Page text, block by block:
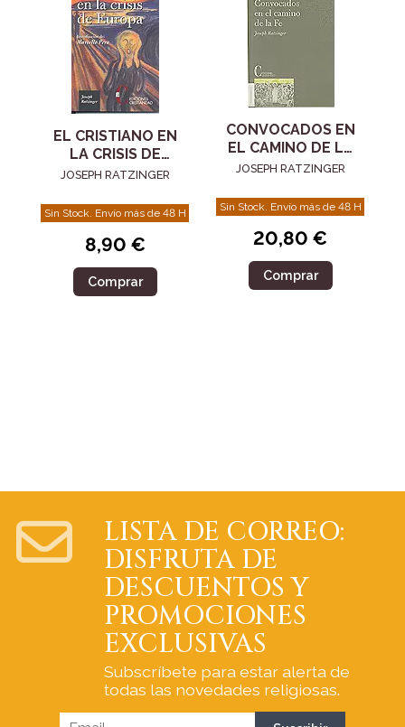
EL CRISTIANO EN
LA CRISIS DE
EUROPA
JOSEPH RATZINGER
Sin Stock. Envío más de 48 H
8,90 €
Comprar
CONVOCADOS EN
EL CAMINO DE LA
FE
JOSEPH RATZINGER
Sin Stock. Envío más de 48 H
20,80 €
Comprar
LISTA DE CORREO:
DISFRUTA DE
DESCUENTOS Y
PROMOCIONES
EXCLUSIVAS
Subscríbete para estar alerta de
todas las novedades religiosas.